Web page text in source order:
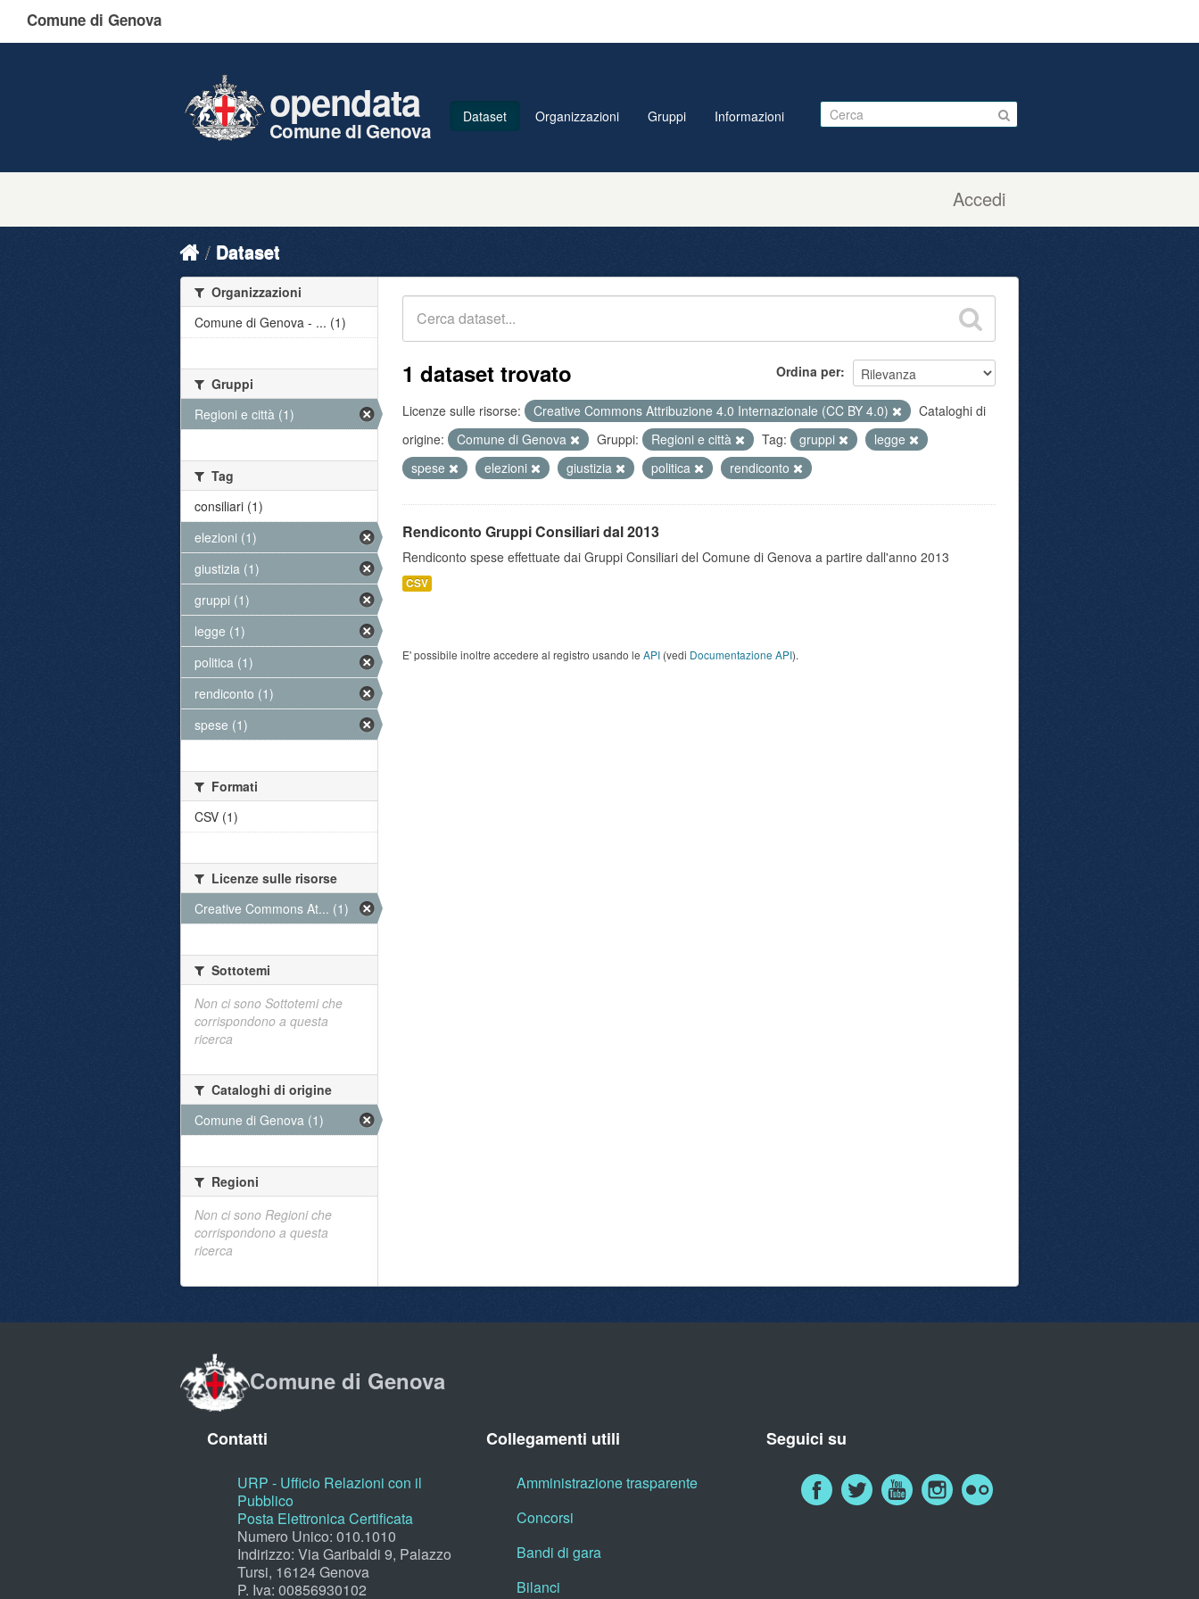
Comune di Genova
Accedi
opendata
Comune di Genova
Dataset Organizzazioni Gruppi Informazioni
Dataset
Ordina per
1 dataset trovato
Licenze sulle risorse: Creative Commons Attribuzione 4.0 Internazionale (CC BY 4.0)
Cataloghi di
origine:
Comune di Genova Gruppi: Regioni e città Tag: gruppi
legge
spese
elezioni giustizia politica rendiconto
Rendiconto Gruppi Consiliari dal 2013
Rendiconto spese effettuate dai Gruppi Consiliari del Comune di Genova a partire dall'anno 2013
CSV
E' possibile inoltre accedere al registro usando le API (vedi Documentazione API).
Organizzazioni
Comune di Genova - ... (1)
Gruppi
Regioni e città (1)
Tag
consiliari (1)
elezioni (1)
giustizia (1)
gruppi (1)
legge (1)
politica (1)
rendiconto (1)
spese (1)
Formati
CSV (1)
Licenze sulle risorse
Creative Commons At... (1)
Sottotemi
Non ci sono Sottotemi che
corrispondono a questa
ricerca
Cataloghi di origine
Comune di Genova (1)
Regioni
Non ci sono Regioni che
corrispondono a questa
ricerca
Comune di Genova
Contatti
URP - Ufficio Relazioni con il
Pubblico
Posta Elettronica Certificata
Numero Unico: 010.1010
Indirizzo: Via Garibaldi 9, Palazzo
Tursi, 16124 Genova
P. Iva: 00856930102
Collegamenti utili
Amministrazione trasparente
Concorsi
Bandi di gara
Bilanci
Seguici su